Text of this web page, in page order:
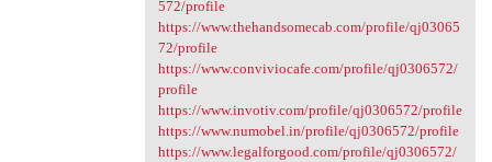
572/profile
https://www.thehandsomecab.com/profile/qj03065
72/profile
https://www.conviviocafe.com/profile/qj0306572/
profile
https://www.invotiv.com/profile/qj0306572/profile
https://www.numobel.in/profile/qj0306572/profile
https://www.legalforgood.com/profile/qj0306572/